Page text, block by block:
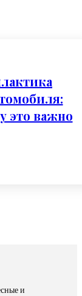
это важно
и